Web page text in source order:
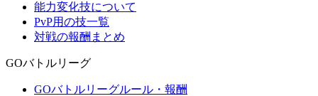
能力変化技について
PvP用の技一覧
対戦の報酬まとめ
GOバトルリーグ
GOバトルリーグルール・報酬